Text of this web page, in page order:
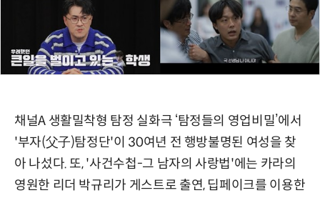
채널A 생활밀착형 탐정 실화극 ‘탐정들의 영업비밀’에서
'부자(父子)탐정단'이 30여년 전 행방불명된 여성을 찾
아 나섰다. 또, '사건수첩-그 남자의 사랑법'에는 카라의
영원한 리더 박규리가 게스트로 출연, 딥페이크를 이용한